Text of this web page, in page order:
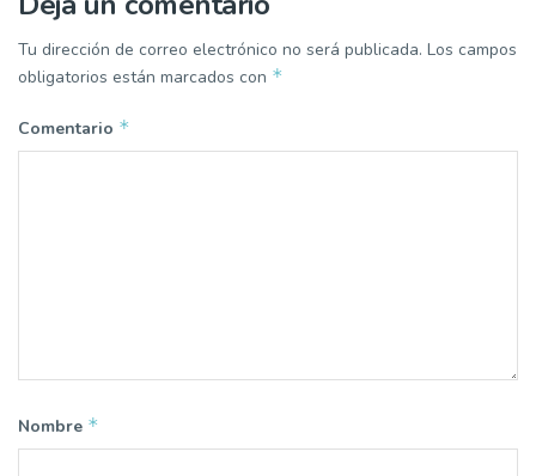
Tu dirección de correo electrónico no será publicada. Los campos
obligatorios están marcados con *
Comentario *
Nombre *